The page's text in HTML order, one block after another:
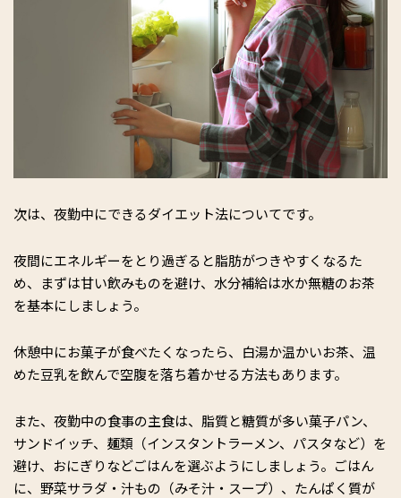
次は、夜勤中にできるダイエット法についてです。
夜間にエネルギーをとり過ぎると脂肪がつきやすくなるた
め、まずは甘い飲みものを避け、水分補給は水か無糖のお茶
を基本にしましょう。
休憩中にお菓子が食べたくなったら、白湯か温かいお茶、温
めた豆乳を飲んで空腹を落ち着かせる方法もあります。
また、夜勤中の食事の主食は、脂質と糖質が多い菓子パン、
サンドイッチ、麺類（インスタントラーメン、パスタなど）を
避け、おにぎりなどごはんを選ぶようにしましょう。ごはん
に、野菜サラダ・汁もの（みそ汁・スープ）、たんぱく質が